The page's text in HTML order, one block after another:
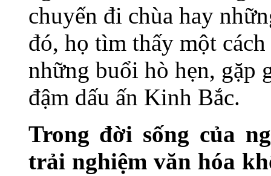
chuyến đi chùa hay
đó, họ tìm thấy một
những buổi hò hẹn, gặp
đậm dấu ấn Kinh Bắc.
Trong đời sống của
trải nghiệm văn hóa